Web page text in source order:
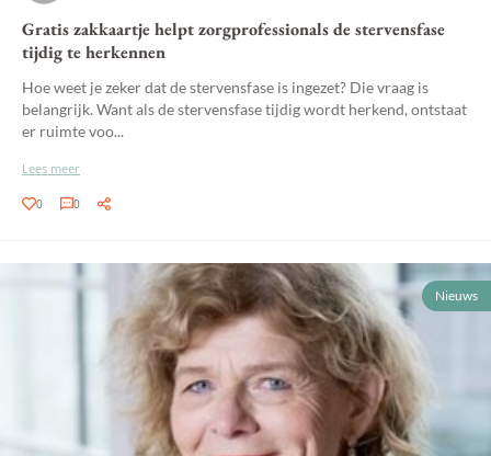
Gratis zakkaartje helpt zorgprofessionals de stervensfase
tijdig te herkennen
Hoe weet je zeker dat de stervensfase is ingezet? Die vraag is
belangrijk. Want als de stervensfase tijdig wordt herkend, ontstaat
er ruimte voo...
Lees meer
0 0
Nieuws